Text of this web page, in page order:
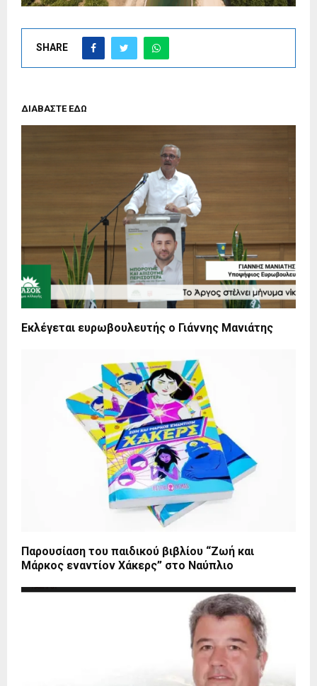
SHARE
ΔΙΑΒΑΣΤΕ ΕΔΩ
Εκλέγεται ευρωβουλευτής ο Γιάννης Μανιάτης
Παρουσίαση του παιδικού βιβλίου “Zωή και
Μάρκος εναντίον Χάκερς” στο Ναύπλιο